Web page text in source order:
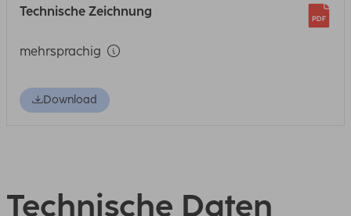
Technische Zeichnung
mehrsprachig
Download
Technische Daten